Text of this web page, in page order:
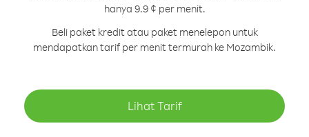
hanya 9.9 ¢ per menit.
Beli paket kredit atau paket menelepon untuk
mendapatkan tarif per menit termurah ke Mozambik.
Lihat Tarif